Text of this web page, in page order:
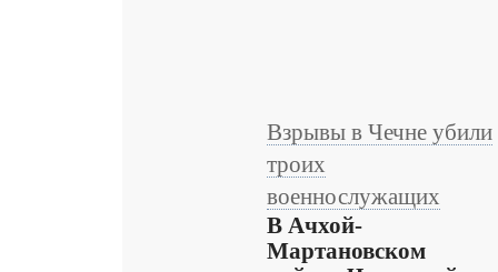
Взрывы в Чечне убили
троих
военнослужащих
В Ачхой-
Мартановском